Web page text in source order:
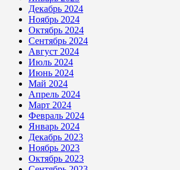
Декабрь 2024
Ноябрь 2024
Октябрь 2024
Сентябрь 2024
Август 2024
Июль 2024
Июнь 2024
Май 2024
Апрель 2024
Март 2024
Февраль 2024
Январь 2024
Декабрь 2023
Ноябрь 2023
Октябрь 2023